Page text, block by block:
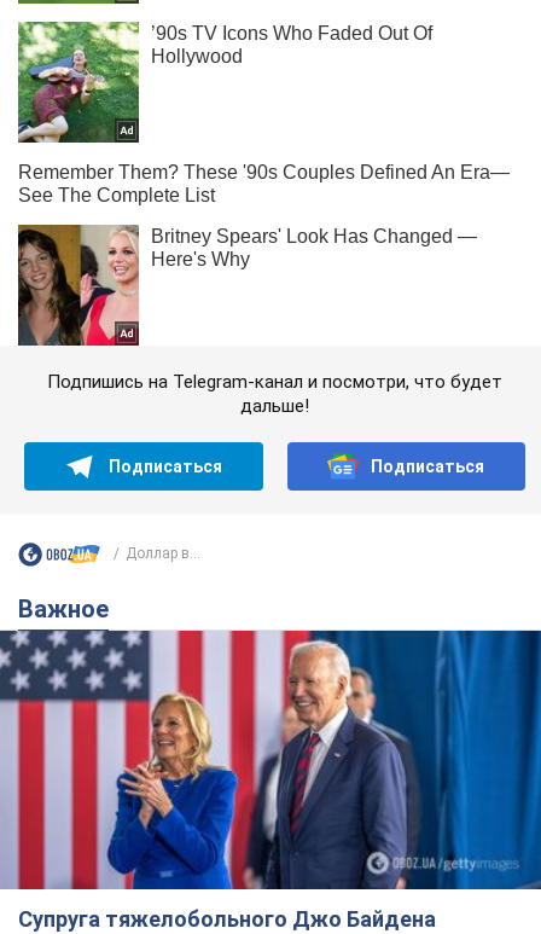
Подпишись на Telegram-канал и посмотри, что будет
дальше!
Подписаться Подписаться
Доллар в...
Важное
Супруга тяжелобольного Джо Байдена